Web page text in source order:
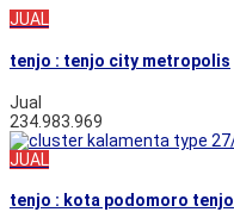
JUAL
tenjo : tenjo city metropolis
Jual
234.983.969
JUAL
tenjo : kota podomoro tenjo